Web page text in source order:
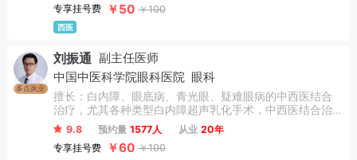
专享挂号费
￥50 ￥100
西医
多点执业
刘振通 副主任医师
中国中医科学院眼科医院
眼科
擅长：白内障、眼底病、青光眼、疑难眼病的中西医结合
治疗，尤其各种类型白内障超声乳化手术，中西医结合治
疗眼底出血、玻璃体积血、视网膜静脉阻塞、糖尿病性黄
斑水肿、黄斑变性等眼底疾病。
9.8 预约量 1577人 从业 20年
专享挂号费
￥60 ￥100